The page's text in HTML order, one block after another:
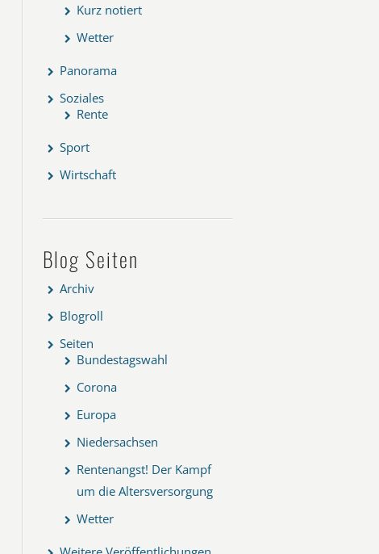
Kurz notiert
Wetter
Panorama
Soziales
Rente
Sport
Wirtschaft
Blog Seiten
Archiv
Blogroll
Seiten
Bundestagswahl
Corona
Europa
Niedersachsen
Rentenangst! Der Kampf
um die Altersversorgung
Wetter